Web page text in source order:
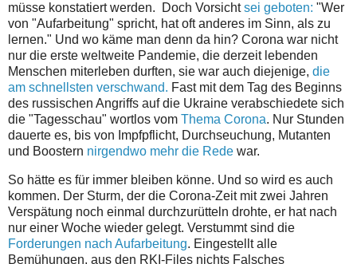
müsse konstatiert werden. Doch Vorsichtsei geboten: "Wer
von "Aufarbeitung" spricht, hat oft anderes im Sinn, als zu
lernen." Und wo käme man denn da hin? Corona war nicht
nur die erste weltweite Pandemie, die derzeit lebenden
Menschen miterleben durften, sie war auch diejenige, die
am schnellsten verschwand. Fast mit dem Tag des Beginns
des russischen Angriffs auf die Ukraine verabschiedete sich
die "Tagesschau" wortlos vom Thema Corona. Nur Stunden
dauerte es, bis von Impfpflicht, Durchseuchung, Mutanten
und Boostern nirgendwo mehr die Rede war.
So hätte es für immer bleiben könne. Und so wird es auch
kommen. Der Sturm, der die Corona-Zeit mit zwei Jahren
Verspätung noch einmal durchzurütteln drohte, er hat nach
nur einer Woche wieder gelegt. Verstummt sind die
Forderungen nach Aufarbeitung. Eingestellt alle
Bemühungen, aus den RKI-Files nichts Falsches